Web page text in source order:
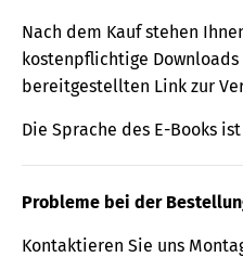
Nach dem Kauf stehen
kostenpflichtige
bereitgestellten Link zur
Die Sprache des E-Books
Probleme bei der
Kontaktieren Sie uns